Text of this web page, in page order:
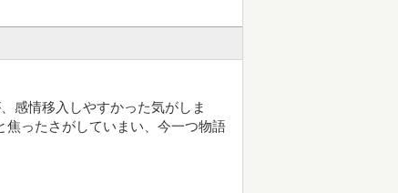
感情移入しやすかった気がしま
ったさがしていまい、今一つ物語